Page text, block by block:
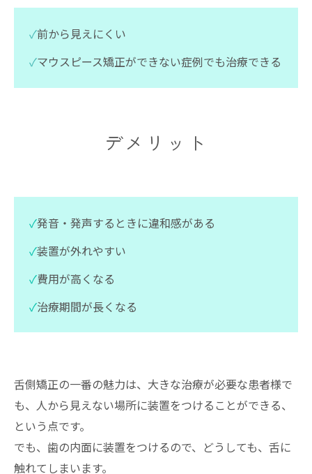
✓前から見えにくい
✓マウスピース矯正ができない症例でも治療できる
デメリット
✓発音・発声するときに違和感がある
✓装置が外れやすい
✓費用が高くなる
✓治療期間が長くなる
舌側矯正の一番の魅力は、大きな治療が必要な患者様で
も、人から見えない場所に装置をつけることができる、
という点です。
でも、歯の内面に装置をつけるので、どうしても、舌に
触れてしまいます。